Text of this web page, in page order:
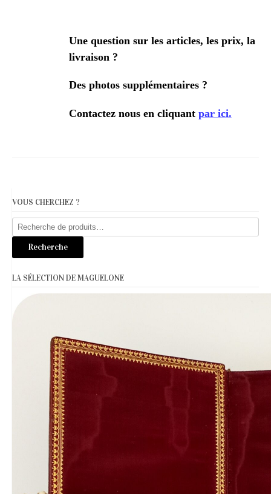
Une question sur les articles, les prix, la
livraison ?
Des photos supplémentaires ?
Contactez nous en cliquant par ici.
VOUS CHERCHEZ ?
Recherche
pour :
Recherche
LA SÉLECTION DE MAGUELONE